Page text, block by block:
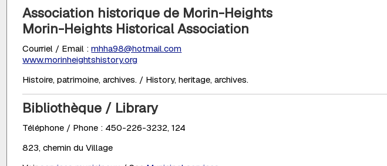
Association historique de Morin-Heights
Morin-Heights Historical Association
Courriel / Email :mhha98@hotmail.com
www.morinheightshistory.org
Histoire, patrimoine, archives. / History, heritage, archives.
Bibliothèque / Library
Téléphone / Phone : 450-226-3232, 124
823, chemin du Village